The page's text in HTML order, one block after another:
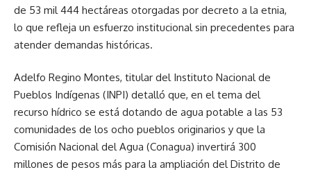
de 53 mil 444 hectáreas otorgadas por decreto a la etnia,
lo que refleja un esfuerzo institucional sin precedentes para
atender demandas históricas.
Adelfo Regino Montes, titular del Instituto Nacional de
Pueblos Indígenas (INPI) detalló que, en el tema del
recurso hídrico se está dotando de agua potable a las 53
comunidades de los ocho pueblos originarios y que la
Comisión Nacional del Agua (Conagua) invertirá 300
millones de pesos más para la ampliación del Distrito de